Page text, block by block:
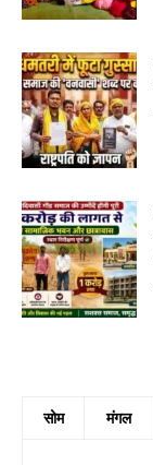
सोम मंगल